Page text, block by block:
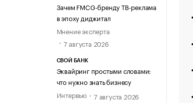
Зачем FMCG-бренду ТВ-реклама
в эпоху диджитал
Мнение эксперта
7 августа 2026
СВОЙ БАНК
Эквайринг простыми словами:
что нужно знать бизнесу
Интервью
7 августа 2026